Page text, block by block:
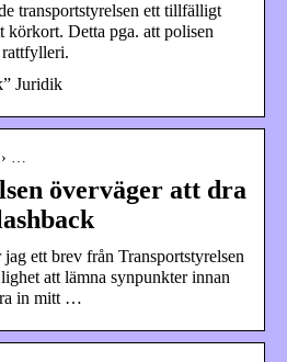
transportstyrelsen ett tillfälligt
körkort. Detta pga. att polisen
Juridik
› …
överväger att dra
ett brev från Transportstyrelsen
att lämna synpunkter innan
in mitt …